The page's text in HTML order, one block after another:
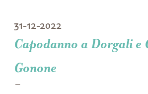
31-12-2022
Capodanno a Dorgali e
Gonone